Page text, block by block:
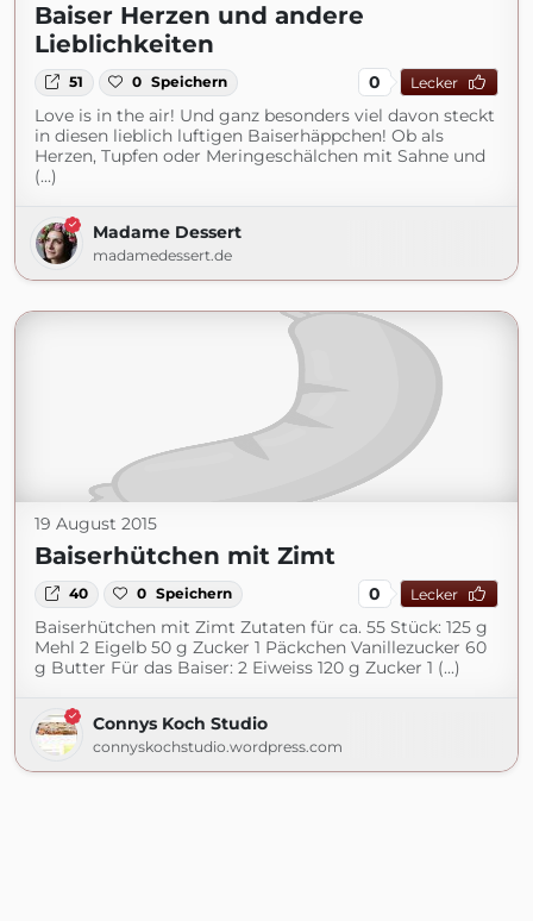
Baiser Herzen und andere
Lieblichkeiten
51 0 Speichern 0 Lecker
Love is in the air! Und ganz besonders viel davon steckt
in diesen lieblich luftigen Baiserhäppchen! Ob als
Herzen, Tupfen oder Meringeschälchen mit Sahne und
(...)
Madame Dessert
madamedessert.de
19 August 2015
Baiserhütchen mit Zimt
40 0 Speichern 0 Lecker
Baiserhütchen mit Zimt Zutaten für ca. 55 Stück: 125 g
Mehl 2 Eigelb 50 g Zucker 1 Päckchen Vanillezucker 60
g Butter Für das Baiser: 2 Eiweiss 120 g Zucker 1 (...)
Connys Koch Studio
connyskochstudio.wordpress.com